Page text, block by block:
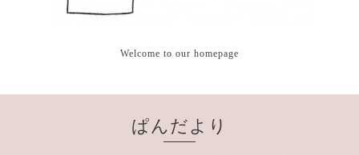
Welcome to our homepage
ぱんだより